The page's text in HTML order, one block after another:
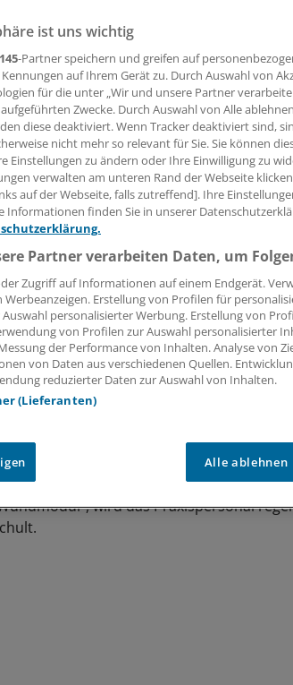
dem Gebiet der Wundversorgung und -
Vernetzte Programme mit
06:00 Uhr
geringere Amputationsraten und
Patienten: Mit besonderen
bei, die Lebensqualität von Patienten
Beispiele:
für die Versorgung von Patienten
zusammen. Das Wundnetzwerk
sich um die interdisziplinäre
der AOK Nordost ist die
die mit ambulant und stationär tätigen
und Fallkonferenzen
wird das Praxispersonal
ist uns wichtig
145-Partner speichern und greifen auf
auf Ihrem Gerät zu. Durch Auswahl von
für die unter „Wir und unsere Partner
Zwecke. Durch Auswahl von Alle
diese deaktiviert. Wenn Tracker deaktiviert sind,
nicht mehr so relevant für Sie. Sie können
Einstellungen zu ändern oder Ihre Einwilligung zu
verwalten am unteren Rand der Webseite
auf der Webseite, falls zutreffend]. Ihre
Informationen finden Sie in unserer
Partner verarbeiten Daten, um
Zugriff auf Informationen auf einem Endgerät.
Werbeanzeigen. Erstellung von Profilen für
personalisierter Werbung. Erstellung von
von Profilen zur Auswahl personalisierter
der Performance von Inhalten. Analyse von
von Daten aus verschiedenen Quellen.
reduzierter Daten zur Auswahl von Inhalten.
(Lieferanten)
Alle ablehnen